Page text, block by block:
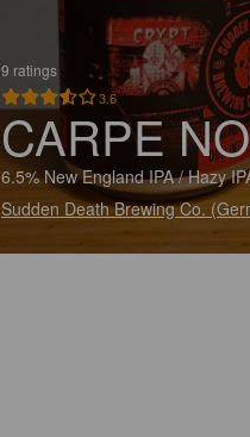
9 ratings
3.6
CARPE
6.5% New England IPA / Hazy
Sudden Death Brewing Co.